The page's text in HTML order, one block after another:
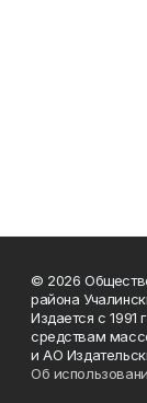
© 2026
района
Издается с 1991
средствам
и АО
Об